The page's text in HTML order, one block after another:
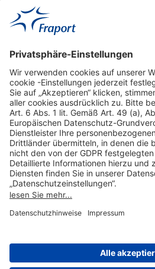
Hilfreiche Links
Online einkaufen & buchen
Über uns